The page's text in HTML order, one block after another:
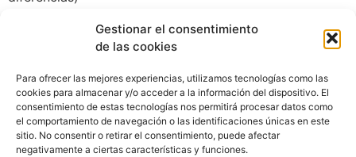
Gestionar el consentimiento
de las cookies
Para ofrecer las mejores experiencias, utilizamos tecnologías como las
cookies para almacenar y/o acceder a la información del dispositivo. El
consentimiento de estas tecnologías nos permitirá procesar datos como
el comportamiento de navegación o las identificaciones únicas en este
sitio. No consentir o retirar el consentimiento, puede afectar
negativamente a ciertas características y funciones.